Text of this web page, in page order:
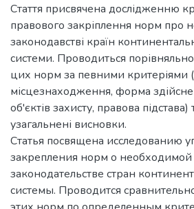
Стаття присвячена дослідженню
правового закріплення норм про
законодавстві країн
системи. Проводиться
цих норм за певними критеріями
місцезнаходження, форма
об'єктів захисту, правова підстава)
узагальнені висновки.
Статья посвящена исследованию
закрепления норм о
законодательстве стран
системы. Проводится